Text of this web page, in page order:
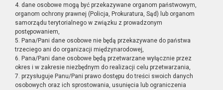
4. dane osobowe mogą być przekazywane organom państwowym,
organom ochrony prawnej (Policja, Prokuratura, Sąd) lub organom
samorządu terytorialnego w związku z prowadzonym
postępowaniem,
5. Pana/Pani dane osobowe nie będą przekazywane do państwa
trzeciego ani do organizacji międzynarodowej,
6. Pana/Pani dane osobowe będą przetwarzane wyłącznie przez
okres i w zakresie niezbędnym do realizacji celu przetwarzania,
7. przysługuje Panu/Pani prawo dostępu do treści swoich danych
osobowych oraz ich sprostowania, usunięcia lub ograniczenia